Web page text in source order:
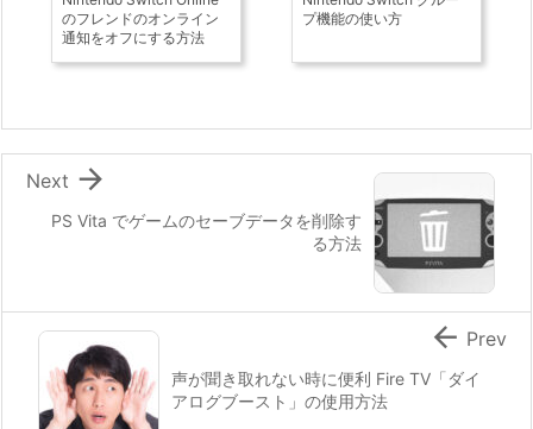
のフレンドのオンライン
通知をオフにする方法
プ機能の使い方
PS Vita でゲームのセーブデータを削除す
る方法

Next
声が聞き取れない時に便利 Fire TV「ダイ
アログブースト」の使用方法
 Prev